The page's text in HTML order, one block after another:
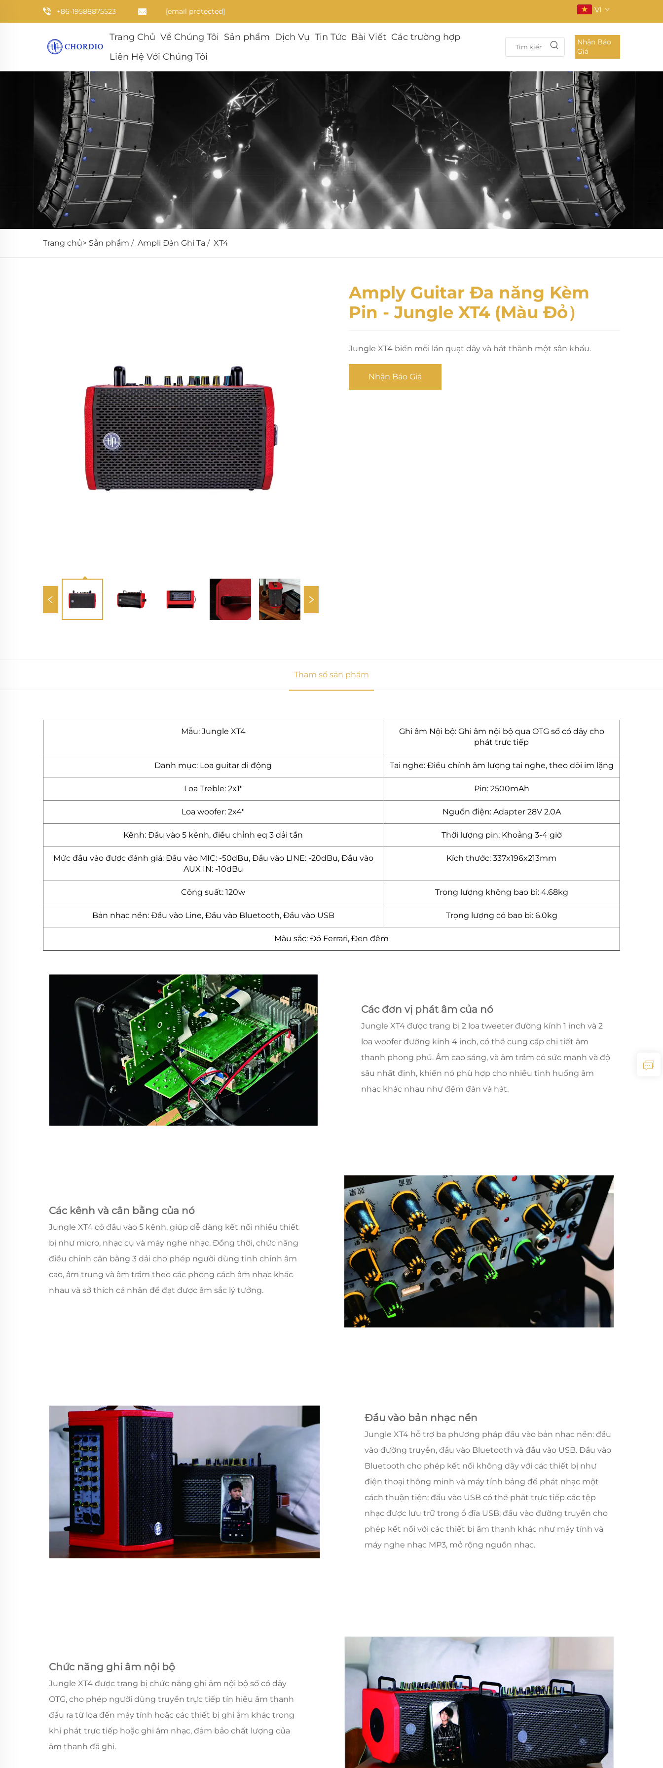
+86-19588875523 [email protected] VI
Trang Chủ Về Chúng Tôi Sản phẩm Dịch Vụ Tin Tức Bài Viết Các trường hợp
Liên Hệ Với Chúng Tôi
Nhận Báo
Giá
Trang chủ> Sản phẩm / Ampli Đàn Ghi Ta / XT4
Amply Guitar Đa năng Kèm
Pin - Jungle XT4 (Màu Đỏ）
Jungle XT4 biến mỗi lần quạt dây và hát thành một sân khấu.
Nhận Báo Giá
Tham số sản phẩm
Mẫu: Jungle XT4
Ghi âm Nội bộ: Ghi âm nội bộ qua OTG số có dây cho
phát trực tiếp
Danh mục: Loa guitar di động Tai nghe: Điều chỉnh âm lượng tai nghe, theo dõi im lặng
Loa Treble: 2x1" Pin: 2500mAh
Loa woofer: 2x4" Nguồn điện: Adapter 28V 2.0A
Kênh: Đầu vào 5 kênh, điều chỉnh eq 3 dải tần Thời lượng pin: Khoảng 3-4 giờ
Mức đầu vào được đánh giá: Đầu vào MIC: -50dBu, Đầu vào LINE: -20dBu, Đầu vào
AUX IN: -10dBu
Kích thước: 337x196x213mm
Công suất: 120w Trọng lượng không bao bì: 4.68kg
Bản nhạc nền: Đầu vào Line, Đầu vào Bluetooth, Đầu vào USB Trọng lượng có bao bì: 6.0kg
Màu sắc: Đỏ Ferrari, Đen đêm
Các đơn vị phát âm của nó
Jungle XT4 được trang bị 2 loa tweeter đường kính 1 inch và 2
loa woofer đường kính 4 inch, có thể cung cấp chi tiết âm
thanh phong phú. Âm cao sáng, và âm trầm có sức mạnh và độ
sâu nhất định, khiến nó phù hợp cho nhiều tình huống âm
nhạc khác nhau như đệm đàn và hát.
Các kênh và cân bằng của nó
Jungle XT4 có đầu vào 5 kênh, giúp dễ dàng kết nối nhiều thiết
bị như micro, nhạc cụ và máy nghe nhạc. Đồng thời, chức năng
điều chỉnh cân bằng 3 dải cho phép người dùng tinh chỉnh âm
cao, âm trung và âm trầm theo các phong cách âm nhạc khác
nhau và sở thích cá nhân để đạt được âm sắc lý tưởng.
Đầu vào bản nhạc nền
Jungle XT4 hỗ trợ ba phương pháp đầu vào bản nhạc nền: đầu
vào đường truyền, đầu vào Bluetooth và đầu vào USB. Đầu vào
Bluetooth cho phép kết nối không dây với các thiết bị như
điện thoại thông minh và máy tính bảng để phát nhạc một
cách thuận tiện; đầu vào USB có thể phát trực tiếp các tệp
nhạc được lưu trữ trong ổ đĩa USB; đầu vào đường truyền cho
phép kết nối với các thiết bị âm thanh khác như máy tính và
máy nghe nhạc MP3, mở rộng nguồn nhạc.
Chức năng ghi âm nội bộ
Jungle XT4 được trang bị chức năng ghi âm nội bộ số có dây
OTG, cho phép người dùng truyền trực tiếp tín hiệu âm thanh
đầu ra từ loa đến máy tính hoặc các thiết bị ghi âm khác trong
khi phát trực tiếp hoặc ghi âm nhạc, đảm bảo chất lượng của
âm thanh đã ghi.